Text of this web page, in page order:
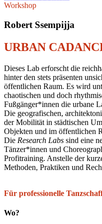
Workshop
Robert Ssempijja
URBAN
Dieses Lab erforscht die
hinter den stets präsenten
öffentlichen Raum. Es wird
chaotischen und doch
Fußgänger*innen die urbane
Die geografischen,
der Mobilität in städtischen
Objekten und im öffentlichen
Die Research Labs sind eine
Tänzer*innen und
Profitraining. Anstelle der
Methoden, Praktiken und
Für professionelle
Wo?